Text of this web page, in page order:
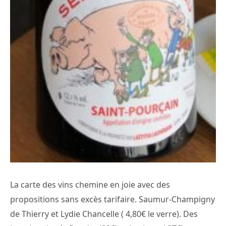
La carte des vins chemine en joie avec des
propositions sans excès tarifaire. Saumur-Champigny
de Thierry et Lydie Chancelle ( 4,80€ le verre). Des